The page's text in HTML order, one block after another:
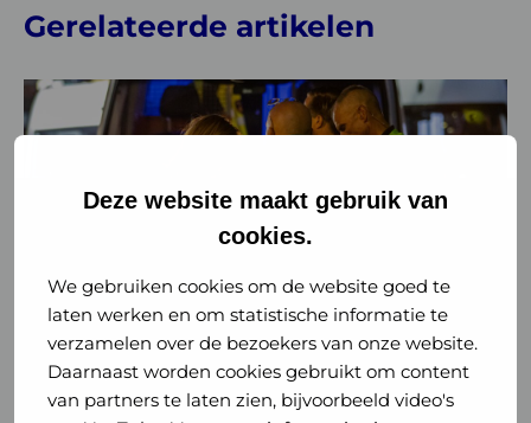
Deze website maakt gebruik van
cookies.
We gebruiken cookies om de website goed te
laten werken en om statistische informatie te
verzamelen over de bezoekers van onze website.
Daarnaast worden cookies gebruikt om content
van partners te laten zien, bijvoorbeeld video's
Gerelateerde artikelen
Coalitie Weerbare Zorg: Investeer in
weerbaarheid zorgstelsel
Nieuws Veiligheid
Lees
meer
Weerbare
weerbaarheid
zorgstelsel